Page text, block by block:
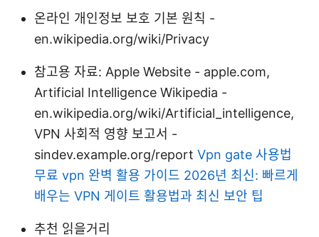
온라인 개인정보 보호 기본 원칙 -
en.wikipedia.org/wiki/Privacy
참고용 자료: Apple Website - apple.com,
Artificial Intelligence Wikipedia -
en.wikipedia.org/wiki/Artificial_intelligence,
VPN 사회적 영향 보고서 -
sindev.example.org/report Vpn gate 사용법
무료 vpn 완벽 활용 가이드 2026년 최신: 빠르게
배우는 VPN 게이트 활용법과 최신 보안 팁
추천 읽을거리